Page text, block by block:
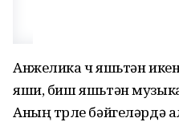
Анжелика өч яшьтән
яши, биш яшьтән
Аның төрле бәйгеләрдә